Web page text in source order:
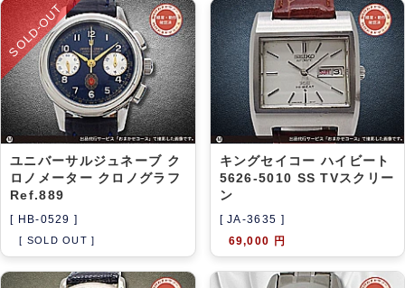
SOLD-OUT
ユニバーサルジュネーブ ク
ロノメーター クロノグラフ
Ref.889
[ HB-0529 ]
[ SOLD OUT ]
キングセイコー ハイビート
5626-5010 SS TVスクリー
ン
[ JA-3635 ]
69,000 円